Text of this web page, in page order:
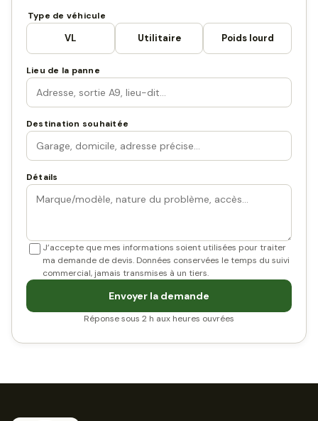
Type de véhicule
VL Utilitaire Poids lourd
Lieu de la panne
Destination souhaitée
Détails
J’accepte que mes informations soient utilisées pour traiter
ma demande de devis. Données conservées le temps du suivi
commercial, jamais transmises à un tiers.
Envoyer la demande
Réponse sous 2 h aux heures ouvrées